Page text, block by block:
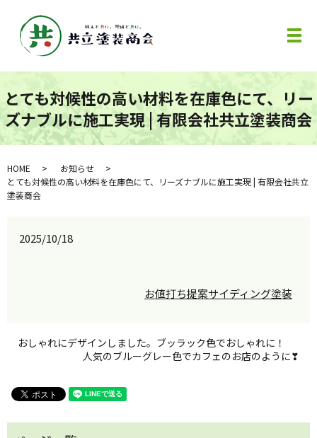
メ
とても対候性の高い材料を在庫色にて、リー
ズナブルに施工実現 | 有限会社共立塗装商会
HOME
お知らせ
とても対候性の高い材料を在庫色にて、リーズナブルに施工実現 | 有限会社共立
塗装商会
2025/10/18
お値打ち提案サイディング塗装
おしゃれにデザインしました。ブッラック色でおしゃれに！
人気のブルーグレー色でカフェのお店のように❣